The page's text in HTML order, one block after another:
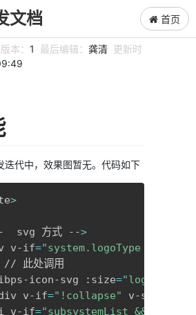
文档 首页
本： 1 最后编辑： 龚清 更新时
迭代中，效果图暂无。代码如下
>
svg 方式 -->
v-if="system.logoType
此处调用
icon-svg :size="logoSize"
v-if="!collapse" v-show
v-if="subsystemList &&